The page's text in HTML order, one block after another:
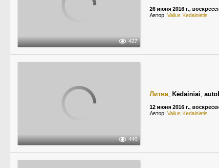
427
26 июня 2016 г.,
Автор: Valius Kedainietis
440
Литва, Kėdainiai,
12 июня 2016 г.,
Автор: Valius Kedainietis